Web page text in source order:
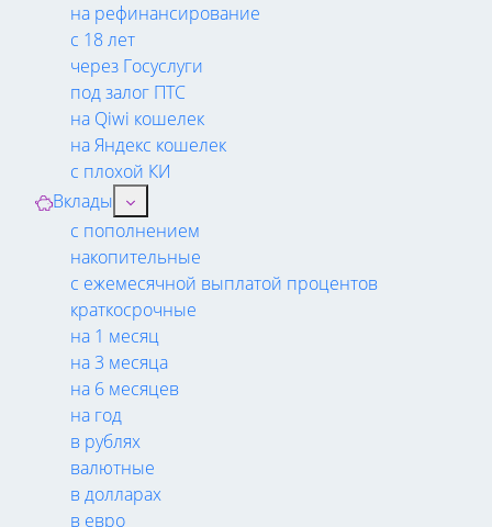
на рефинансирование
с 18 лет
через Госуслуги
под залог ПТС
на Qiwi кошелек
на Яндекс кошелек
с плохой КИ
Вклады
с пополнением
накопительные
с ежемесячной выплатой процентов
краткосрочные
на 1 месяц
на 3 месяца
на 6 месяцев
на год
в рублях
валютные
в долларах
в евро